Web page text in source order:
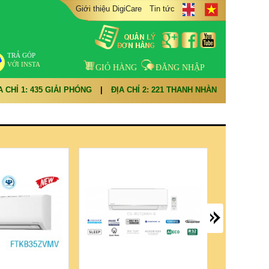
TRẢ GÓP
VỚI INSTA
Giới thiệu DigiCare Tin tức
GIỎ HÀNG ĐĂNG NHẬP
CHỈ 1: 435 GIẢI PHÓNG ĐỊA CHỈ 2: 221 THANH NHÀN